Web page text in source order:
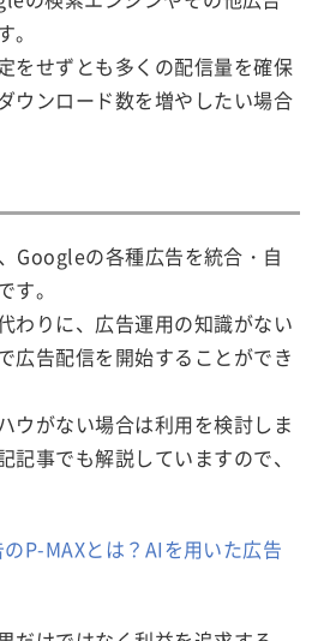
をせずとも多くの配信量を確保
ウンロード数を増やしたい場合
Googleの各種広告を統合・自
す。
わりに、広告運用の知識がない
広告配信を開始することができ
ウがない場合は利用を検討しま
記事でも解説していますので、
P-MAXとは？AIを用いた広告